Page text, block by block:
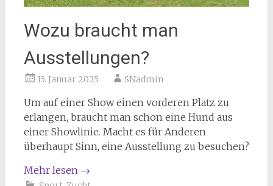
Wozu braucht man
Ausstellungen?
15. Januar 2025 SNadmin
Um auf einer Show einen vorderen Platz zu
erlangen, braucht man schon eine Hund aus
einer Showlinie. Macht es für Anderen
überhaupt Sinn, eine Ausstellung zu besuchen?
Mehr lesen →